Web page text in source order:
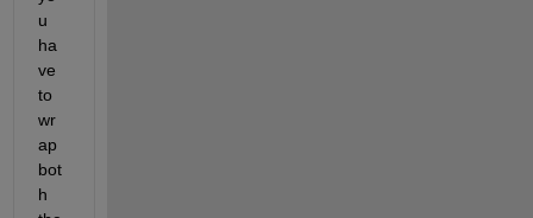
u
ha
ve
to
wr
ap
bot
h